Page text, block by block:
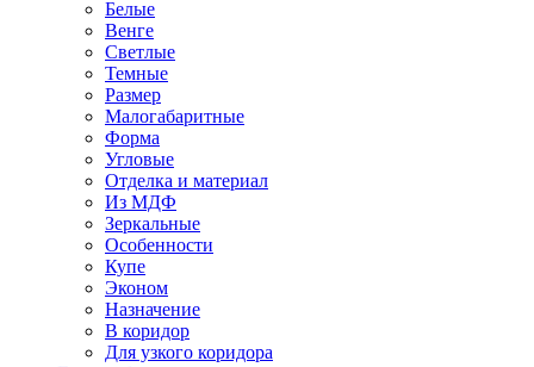
Белые
Венге
Светлые
Темные
Размер
Малогабаритные
Форма
Угловые
Отделка и материал
Из МДФ
Зеркальные
Особенности
Купе
Эконом
Назначение
В коридор
Для узкого коридора